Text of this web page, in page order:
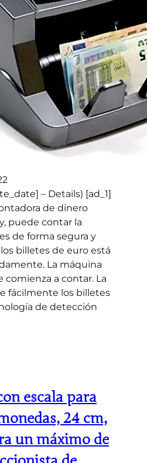
– Details) [ad_1]
de dinero
puede contar la
de forma segura y
billetes de euro está
La máquina
a contar. La
fácilmente los billetes
de detección
escala para
24 cm,
un máximo de